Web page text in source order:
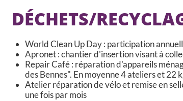
DÉCHETS/
World Clean Up Day : participation
Apronet : chantier d'insertion visant à
Repair Café : réparation d'appareils
des Bennes". En moyenne 4 ateliers et 22
Atelier réparation de vélo et remise en
une fois par mois